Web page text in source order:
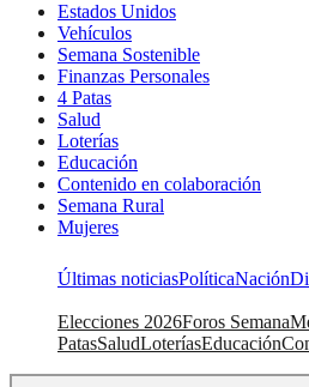
Estados Unidos
Vehículos
Semana Sostenible
Finanzas Personales
4 Patas
Salud
Loterías
Educación
Contenido en colaboración
Semana Rural
Mujeres
Últimas noticiasPolíticaNación
Elecciones 2026Foros Semana
PatasSaludLoteríasEducación